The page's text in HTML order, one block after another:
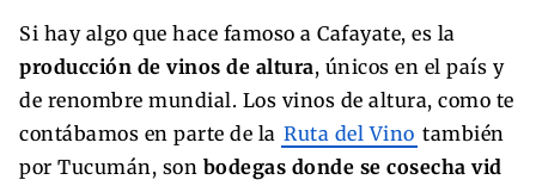
Si hay algo que hace famoso a Cafayate, es la
producción de vinos de altura, únicos en el país y
de renombre mundial. Los vinos de altura, como te
contábamos en parte de la Ruta del Vino también
por Tucumán, son bodegas donde se cosecha vid